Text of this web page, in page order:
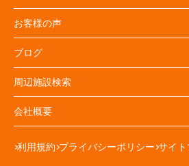
お客様の声
ブログ
周辺施設検索
会社概要
利用規約 プライバシーポリシー サイ